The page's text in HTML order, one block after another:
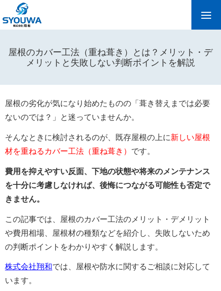
屋根のカバー工法（重ね葺き）とは？メリット・デ
メリットと失敗しない判断ポイントを解説
屋根の劣化が気になり始めたものの「葺き替えまでは必要
ないのでは？」と迷っていませんか。
そんなときに検討されるのが、既存屋根の上に新しい屋根
材を重ねるカバー工法（重ね葺き） です。
費用を抑えやすい反面、下地の状態や将来のメンテナンス
を十分に考慮しなければ、後悔につながる可能性も否定で
きません。
この記事では、屋根のカバー工法のメリット・デメリット
や費用相場、屋根材の種類などを紹介し、失敗しないため
の判断ポイントをわかりやすく解説します。
株式会社翔和では、屋根や防水に関するご相談に対応して
います。